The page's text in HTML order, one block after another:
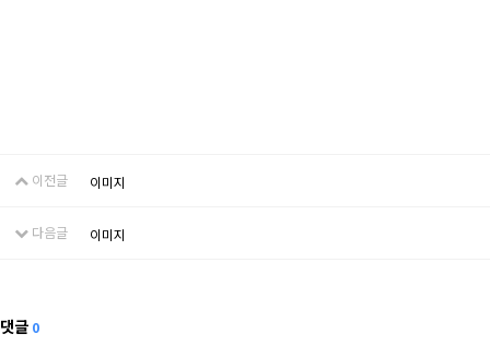
이전글 이미지
다음글 이미지
댓글 0